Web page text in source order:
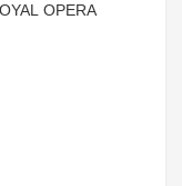
OPERA